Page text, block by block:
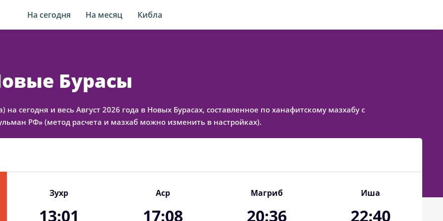
На сегодня На месяц Кибла
Бурасы
сегодня и весь Август 2026 года в Новых Бурасах, составленное по ханафитскому мазхабу с
РФ» (метод расчета и мазхаб можно изменить в настройках).
Зухр
13:01
Аср
17:08
Магриб
20:36
Иша
22:40